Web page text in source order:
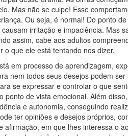
Mas não se culpe! Esse
Ou seja, é normal! Do ponto
irritação e impaciência. Mas
assim, cabe aos adultos
o que ele está tentando nos dizer.
em processo de aprendizagem,
nem todos seus desejos podem
se expressar e controlar o que
ponto de vista emocional. Além
e autonomia, conseguindo
ter opiniões e desejos próprios,
afirmação, em que lhes interessa o